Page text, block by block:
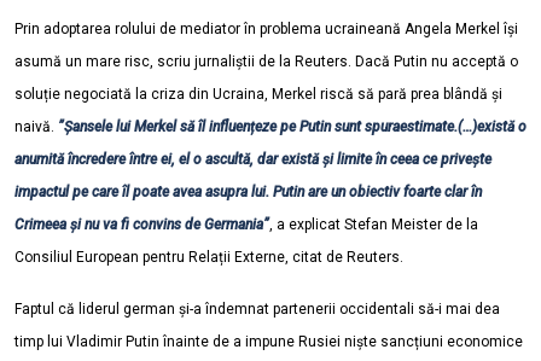
Prin adoptarea rolului de mediator în problema ucraineană Angela Merkel își
asumă un mare risc, scriu jurnaliștii de la Reuters. Dacă Putin nu acceptă o
soluție negociată la criza din Ucraina, Merkel riscă să pară prea blândă și
naivă. ”Șansele lui Merkel să îl influențeze pe Putin sunt spuraestimate.(…)există o
anumită încredere între ei, el o ascultă, dar există și limite în ceea ce privește
impactul pe care îl poate avea asupra lui. Putin are un obiectiv foarte clar în
Crimeea și nu va fi convins de Germania”, a explicat Stefan Meister de la
Consiliul European pentru Relații Externe, citat de Reuters.
Faptul că liderul german și-a îndemnat partenerii occidentali să-i mai dea
timp lui Vladimir Putin înainte de a impune Rusiei niște sancțiuni economice